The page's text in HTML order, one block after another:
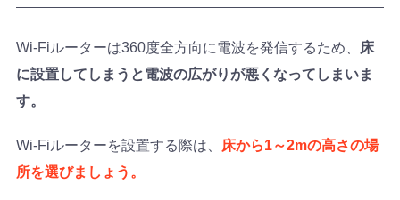
Wi-Fiルーターは360度全方向に電波を発信するため、
床
に設置してしまうと電波の広がりが悪くなってしまいま
す。
Wi-Fiルーターを設置する際は、
床から1～2mの高さの場
所を選びましょう。